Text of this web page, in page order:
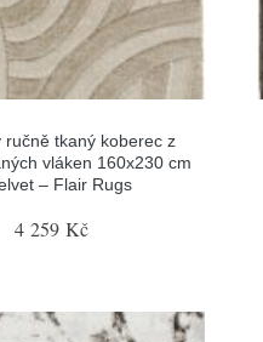
ručně tkaný koberec z
vláken 160x230 cm
– Flair Rugs
4 259 Kč